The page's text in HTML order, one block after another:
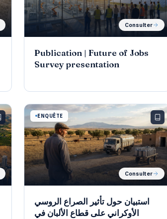
Consulter
Publication | Future of Jobs
Survey presentation
ENQUÊTE
Consulter
استبيان حول تأثير الصراع الروسي
الأوكراني على قطاع الألبان في